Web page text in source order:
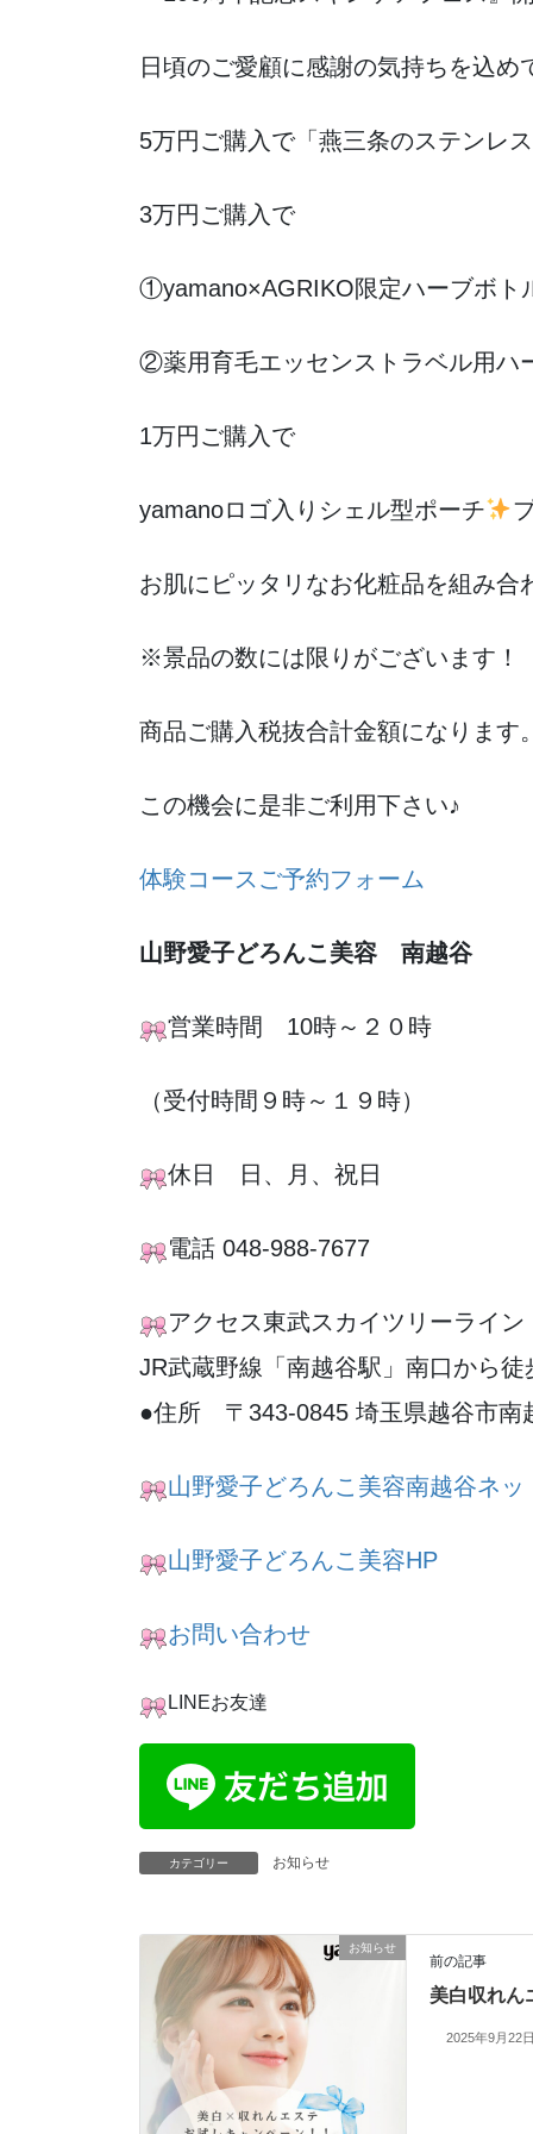
日頃のご愛顧に感謝の気持ちを込
5万円ご購入で「燕三条のステンレ
3万円ご購入で
①yamano×AGRIKO限定ハーブボト
②薬用育毛エッセンストラベル用ハ
1万円ご購入で
yamanoロゴ入りシェル型ポーチ
お肌にピッタリなお化粧品を組み
※景品の数には限りがございます！
商品ご購入税抜合計金額になります
この機会に是非ご利用下さい♪
体験コースご予約フォーム
山野愛子どろんこ美容 南越谷
営業時間 10時～２０時
（受付時間９時～１９時）
休日 日、月、祝日
電話 048-988-7677
アクセス東武スカイツリーライ
JR武蔵野線「南越谷駅」南口から徒
●住所 〒343-0845 埼玉県越谷市南
山野愛子どろんこ美容南越谷ネッ
山野愛子どろんこ美容HP
お問い合わせ
LINEお友達
カテゴリー お知らせ
お知らせ
前の記事
美白収れん
2025年9月22